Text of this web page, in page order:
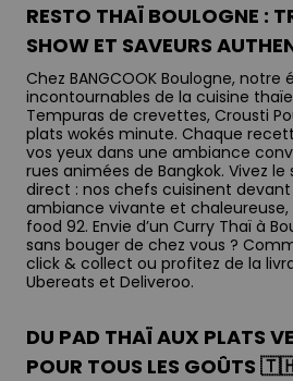
RESTO THAÏ BOULOGNE :
SHOW ET SAVEURS
Chez BANGCOOK Boulogne, notre
incontournables de la cuisine thaïe
Tempuras de crevettes, Crousti
plats wokés minute. Chaque
vos yeux dans une ambiance
rues animées de Bangkok. Vivez
direct : nos chefs cuisinent
ambiance vivante et
food 92. Envie d’un Curry Thaï à
sans bouger de chez vous ?
click & collect ou profitez de la
Ubereats et Deliveroo.
DU PAD THAÏ AUX PLATS
POUR TOUS LES GOÛTS